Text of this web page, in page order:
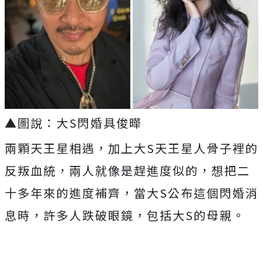
▲圖說：大S閃婚具俊曄
兩顆天王星相遇，加上大S天王星人骨子裡的
反叛血統，兩人就像是趕進度似的，想把二
十多年來的進度補齊，當大S公布這個閃婚消
息時，許多人跌破眼鏡，包括大S的母親。